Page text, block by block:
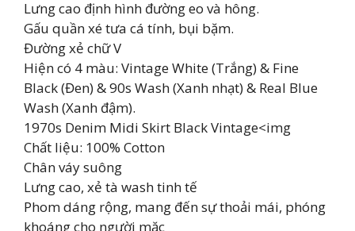
Lưng cao định hình đường eo và hông.
Gấu quần xé tưa cá tính, bụi bặm.
Đường xẻ chữ V
Hiện có 4 màu: Vintage White (Trắng) & Fine
Black (Đen) & 90s Wash (Xanh nhạt) & Real Blue
Wash (Xanh đậm).
1970s Denim Midi Skirt Black Vintage<img
Chất liệu: 100% Cotton
Chân váy suông
Lưng cao, xẻ tà wash tinh tế
Phom dáng rộng, mang đến sự thoải mái, phóng
khoáng cho người mặc